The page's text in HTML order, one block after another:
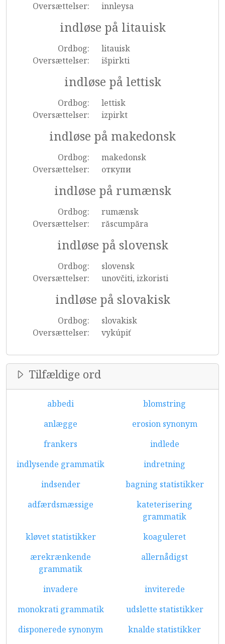
Oversættelser:
innleysa
indløse på litauisk
Ordbog:
litauisk
Oversættelser:
išpirkti
indløse på lettisk
Ordbog:
lettisk
Oversættelser:
izpirkt
indløse på makedonsk
Ordbog:
makedonsk
Oversættelser:
откупи
indløse på rumænsk
Ordbog:
rumænsk
Oversættelser:
răscumpăra
indløse på slovensk
Ordbog:
slovensk
Oversættelser:
unovčiti, izkoristi
indløse på slovakisk
Ordbog:
slovakisk
Oversættelser:
vykúpiť
Tilfældige ord
abbedi
blomstring
anlægge
erosion synonym
frankers
indlede
indlysende grammatik
indretning
indsender
bagning statistikker
adfærdsmæssige
kateterisering
grammatik
kløvet statistikker
koaguleret
ærekrænkende
grammatik
allernådigst
invadere
inviterede
monokrati grammatik
udslette statistikker
disponerede synonym
knalde statistikker